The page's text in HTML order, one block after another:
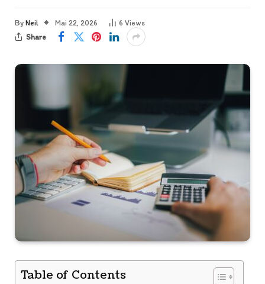
By Neil Mai 22, 2026 6 Views
Share
Table of Contents